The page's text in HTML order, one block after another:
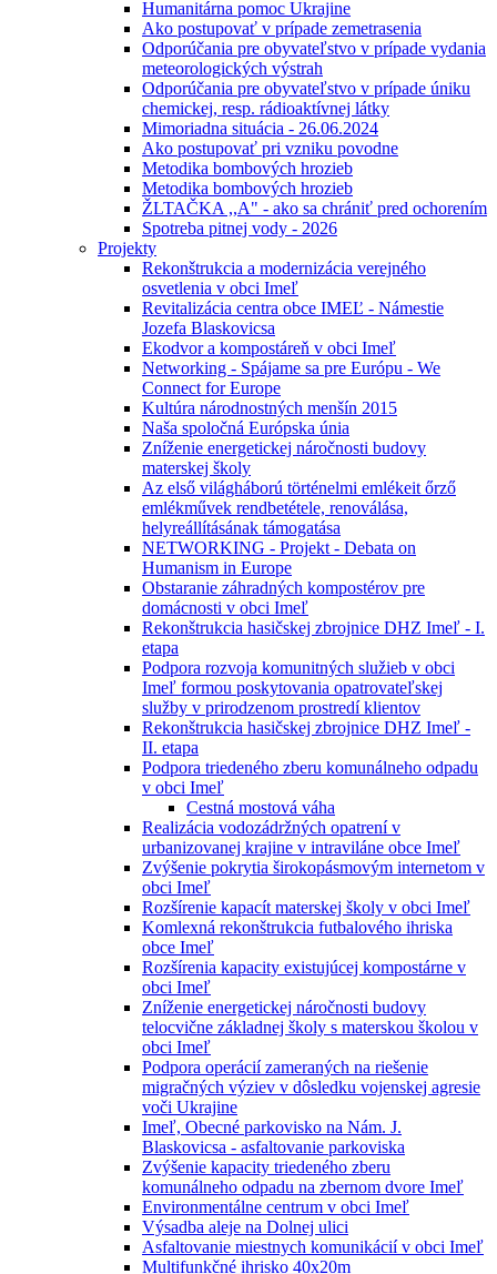
Humanitárna pomoc Ukrajine
Ako postupovať v prípade zemetrasenia
Odporúčania pre obyvateľstvo v prípade vydania
meteorologických výstrah
Odporúčania pre obyvateľstvo v prípade úniku
chemickej, resp. rádioaktívnej látky
Mimoriadna situácia - 26.06.2024
Ako postupovať pri vzniku povodne
Metodika bombových hrozieb
Metodika bombových hrozieb
ŽLTAČKA ,,A" - ako sa chrániť pred ochorením
Spotreba pitnej vody - 2026
Projekty
Rekonštrukcia a modernizácia verejného
osvetlenia v obci Imeľ
Revitalizácia centra obce IMEĽ - Námestie
Jozefa Blaskovicsa
Ekodvor a kompostáreň v obci Imeľ
Networking - Spájame sa pre Európu - We
Connect for Europe
Kultúra národnostných menšín 2015
Naša spoločná Európska únia
Zníženie energetickej náročnosti budovy
materskej školy
Az első világháború történelmi emlékeit őrző
emlékművek rendbetétele, renoválása,
helyreállításának támogatása
NETWORKING - Projekt - Debata on
Humanism in Europe
Obstaranie záhradných kompostérov pre
domácnosti v obci Imeľ
Rekonštrukcia hasičskej zbrojnice DHZ Imeľ - I.
etapa
Podpora rozvoja komunitných služieb v obci
Imeľ formou poskytovania opatrovateľskej
služby v prirodzenom prostredí klientov
Rekonštrukcia hasičskej zbrojnice DHZ Imeľ -
II. etapa
Podpora triedeného zberu komunálneho odpadu
v obci Imeľ
Cestná mostová váha
Realizácia vodozádržných opatrení v
urbanizovanej krajine v intraviláne obce Imeľ
Zvýšenie pokrytia širokopásmovým internetom v
obci Imeľ
Rozšírenie kapacít materskej školy v obci Imeľ
Komlexná rekonštrukcia futbalového ihriska
obce Imeľ
Rozšírenia kapacity existujúcej kompostárne v
obci Imeľ
Zníženie energetickej náročnosti budovy
telocvične základnej školy s materskou školou v
obci Imeľ
Podpora operácií zameraných na riešenie
migračných výziev v dôsledku vojenskej agresie
voči Ukrajine
Imeľ, Obecné parkovisko na Nám. J.
Blaskovicsa - asfaltovanie parkoviska
Zvýšenie kapacity triedeného zberu
komunálneho odpadu na zbernom dvore Imeľ
Environmentálne centrum v obci Imeľ
Výsadba aleje na Dolnej ulici
Asfaltovanie miestnych komunikácií v obci Imeľ
Multifunkčné ihrisko 40x20m